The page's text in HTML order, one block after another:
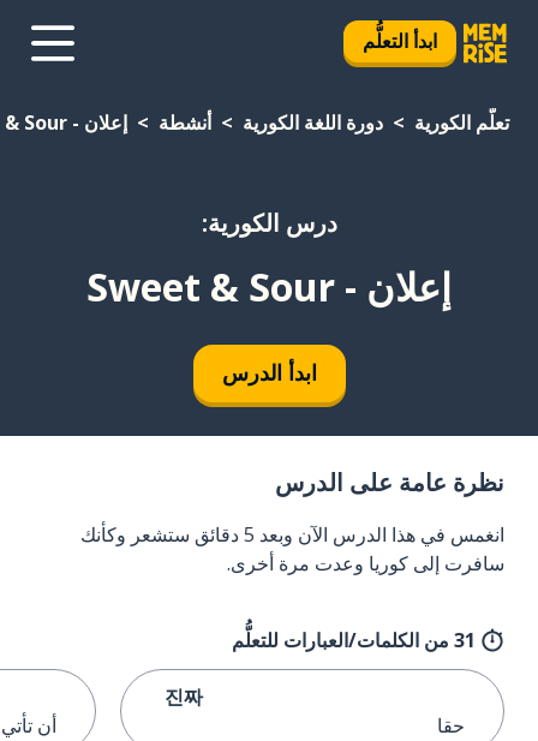
ابدأ التعلُّم
تعلَّم الكورية دورة اللغة الكورية أنشطة إعلان - Sweet & Sour
درس الكورية:
إعلان - Sweet & Sour
ابدأ الدرس
نظرة عامة على الدرس
انغمس في هذا الدرس الآن وبعد 5 دقائق ستشعر وكأنك
سافرت إلى كوريا وعدت مرة أخرى.
31 من الكلمات/العبارات للتعلُّم
진짜
حقا
أن